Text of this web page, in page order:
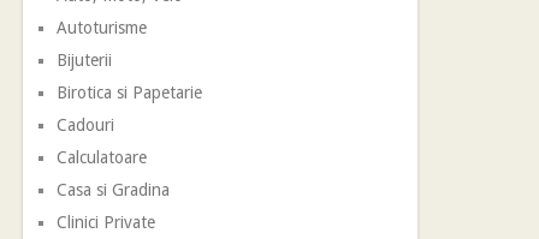
Autoturisme
Bijuterii
Birotica si Papetarie
Cadouri
Calculatoare
Casa si Gradina
Clinici Private